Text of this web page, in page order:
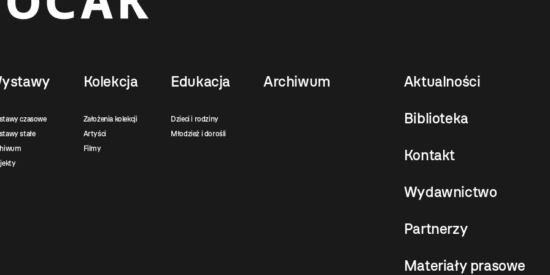
czasowe
stałe
Kolekcja
Założenia kolekcji
Artyści
Filmy
Edukacja
Dzieci i rodziny
Młodzież i dorośli
Archiwum Aktualności
Biblioteka
Kontakt
Wydawnictwo
Partnerzy
Materiały prasowe